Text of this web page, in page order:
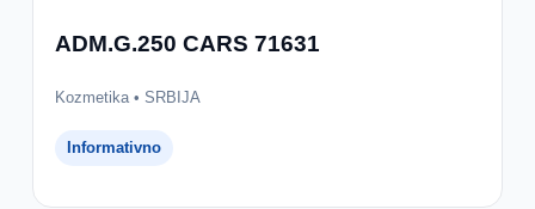
ADM.G.250 CARS 71631
Kozmetika • SRBIJA
Informativno